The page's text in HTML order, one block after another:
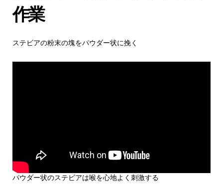
作業
ステビアの粉末の塊をパウダー状に挽く
パウダー状のステビアは喉を心地よく刺激する